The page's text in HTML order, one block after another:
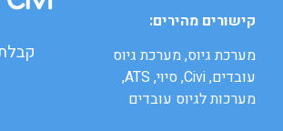
קישורים מהירים:
מערכת גיוס, מערכת גיוס
עובדים, Civi, סיוי, ATS,
מערכות לגיוס עובדים